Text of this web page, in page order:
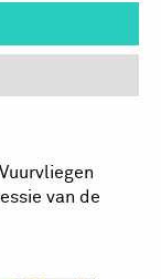
van de